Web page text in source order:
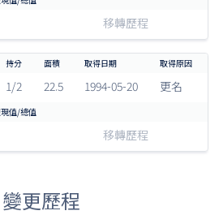
移轉歷程
1/2 22.5 1994-05-20 更名
移轉歷程
變更歷程